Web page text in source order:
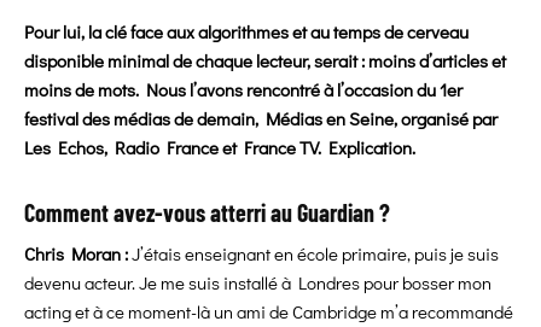
Pour lui, la clé face aux algorithmes et au temps de cerveau
disponible minimal de chaque lecteur, serait : moins d’articles et
moins de mots. Nous l’avons rencontré à l’occasion du 1er
festival des médias de demain, Médias en Seine, organisé par
Les Echos, Radio France et France TV. Explication.
Comment avez-vous atterri au Guardian ?
Chris Moran :J’étais enseignant en école primaire, puis je suis
devenu acteur. Je me suis installé à Londres pour bosser mon
acting et à ce moment-là un ami de Cambridge m’a recommandé